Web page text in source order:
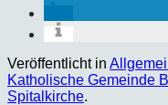
Veröffentlicht in
Katholische Gemeinde
Spitalkirche.